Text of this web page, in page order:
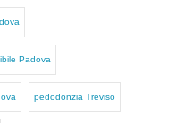
Padova
pedodonzia Treviso